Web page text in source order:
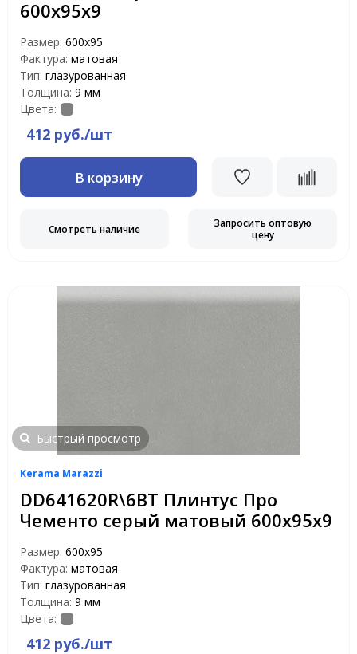
600х95х9
Размер: 600х95
Фактура: матовая
Тип: глазурованная
Толщина: 9 мм
Цвета:
412 руб./шт
В корзину
Смотреть наличие
Запросить оптовую
цену
Быстрый просмотр
Kerama Marazzi
DD641620R\6BT Плинтус Про
Чементо серый матовый 600х95х9
Размер: 600х95
Фактура: матовая
Тип: глазурованная
Толщина: 9 мм
Цвета:
412 руб./шт